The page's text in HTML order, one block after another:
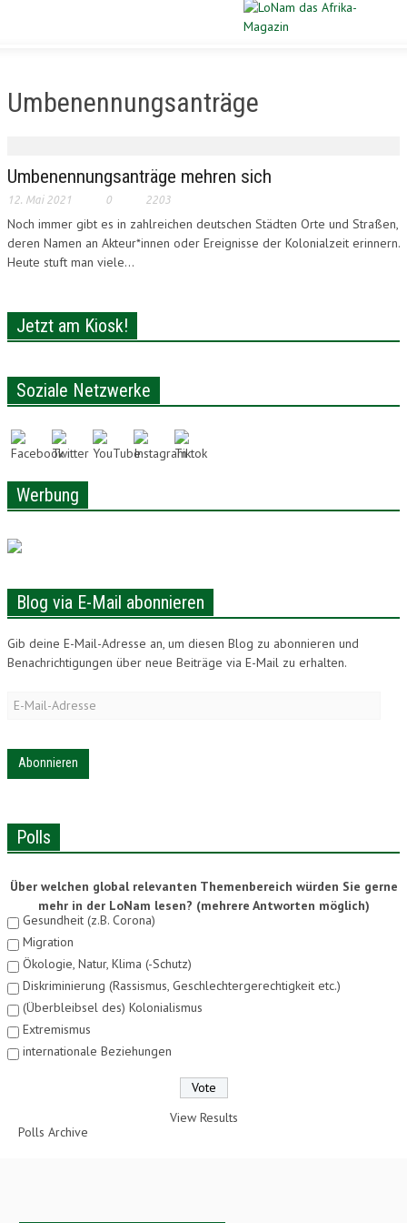
DIASPORA
WIRTSCHAFT
KULTUR
SPORT
VERLOSUNG
LONAM ABONNIEREN
Umbenennungsanträge
Umbenennungsanträge mehren sich
12. Mai 2021 0 2203
Noch immer gibt es in zahlreichen deutschen Städten Orte und Straßen,
deren Namen an Akteur*innen oder Ereignisse der Kolonialzeit erinnern.
Heute stuft man viele...
Jetzt am Kiosk!
Soziale Netzwerke
Werbung
Blog via E-Mail abonnieren
Gib deine E-Mail-Adresse an, um diesen Blog zu abonnieren und
Benachrichtigungen über neue Beiträge via E-Mail zu erhalten.
E-
Polls
Über welchen global relevanten Themenbereich würden Sie gerne
mehr in der LoNam lesen? (mehrere Antworten möglich)
Gesundheit (z.B. Corona)
Migration
Ökologie, Natur, Klima (-Schutz)
Diskriminierung (Rassismus, Geschlechtergerechtigkeit etc.)
(Überbleibsel des) Kolonialismus
Extremismus
internationale Beziehungen
View Results
Polls Archive